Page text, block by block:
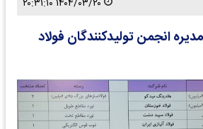
انجمن تولیدکنندگان فولاد